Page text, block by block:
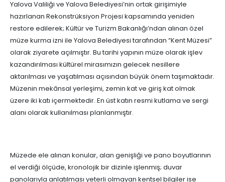
Yalova Valiliği ve Yalova Belediyesi’nin ortak girişimiyle
hazırlanan Rekonstrüksiyon Projesi kapsamında yeniden
restore edilerek; Kültür ve Turizm Bakanlığı’ndan alınan özel
müze kurma izni ile Yalova Belediyesi tarafından “Kent Müzesi”
olarak ziyarete açılmıştır. Bu tarihi yapının müze olarak işlev
kazandırılması kültürel mirasımızın gelecek nesillere
aktarılması ve yaşatılması açısından büyük önem taşımaktadır.
Müzenin mekânsal yerleşimi, zemin kat ve giriş kat olmak
üzere iki katı içermektedir. En üst katın resmi kutlama ve sergi
alanı olarak kullanılması planlanmıştır.
Müzede ele alınan konular, alan genişliği ve pano boyutlarının
el verdiği ölçüde, kronolojik bir dizinle işlenmiş; duvar
panolarıyla anlatılması yeterli olmayan kentsel bilgiler ise